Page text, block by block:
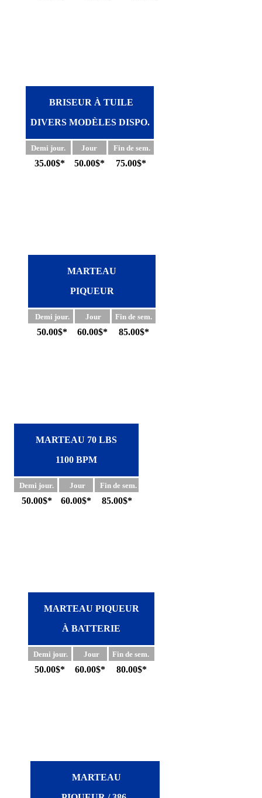
BRISEUR À TUILE
DIVERS MODÈLES DISPO.
Demi jour. Jour Fin de sem.
35.00$* 50.00$* 75.00$*
MARTEAU
PIQUEUR
Demi jour. Jour Fin de sem.
50.00$* 60.00$* 85.00$*
MARTEAU 70 LBS
1100 BPM
Demi jour. Jour Fin de sem.
50.00$* 60.00$* 85.00$*
MARTEAU PIQUEUR
À BATTERIE
Demi jour. Jour Fin de sem.
50.00$* 60.00$* 80.00$*
MARTEAU